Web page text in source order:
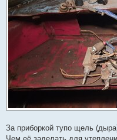
За приборкой тупо щель